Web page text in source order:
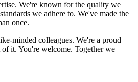
We're known for the quality we
we adhere to. We've made the
once.
minded colleagues. We're a proud
it. You're welcome. Together we